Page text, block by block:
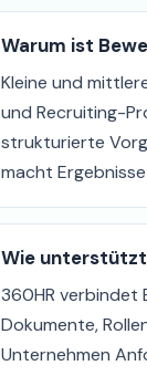
Warum ist
Kleine und
und Recruiting-
strukturierte
macht
Wie unterstützt
360HR verbindet
Dokumente,
Unternehmen